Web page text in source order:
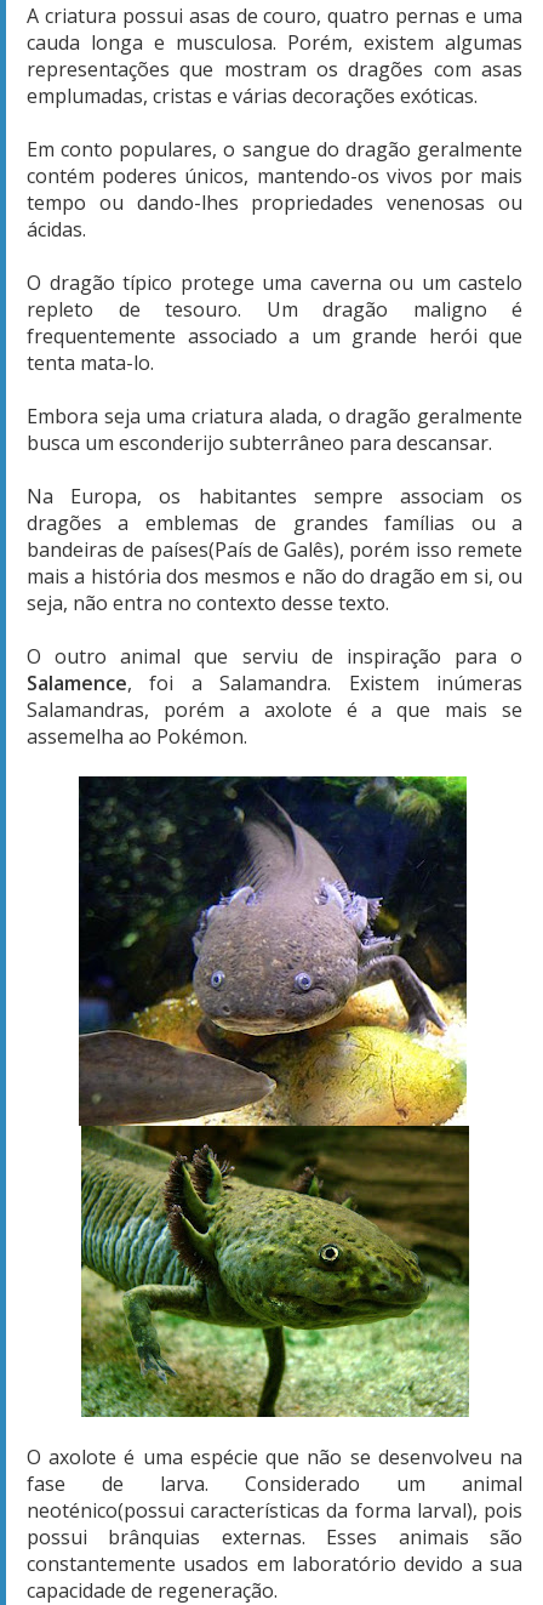
A criatura possui asas de couro, quatro pernas e uma
cauda longa e musculosa. Porém, existem algumas
representações que mostram os dragões com asas
emplumadas, cristas e várias decorações exóticas.
Em conto populares, o sangue do dragão geralmente
contém poderes únicos, mantendo-os vivos por mais
tempo ou dando-lhes propriedades venenosas ou
ácidas.
O dragão típico protege uma caverna ou um castelo
repleto de tesouro. Um dragão maligno é
frequentemente associado a um grande herói que
tenta mata-lo.
Embora seja uma criatura alada, o dragão geralmente
busca um esconderijo subterrâneo para descansar.
Na Europa, os habitantes sempre associam os
dragões a emblemas de grandes famílias ou a
bandeiras de países(País de Galês), porém isso remete
mais a história dos mesmos e não do dragão em si, ou
seja, não entra no contexto desse texto.
O outro animal que serviu de inspiração para o
Salamence, foi a Salamandra. Existem inúmeras
Salamandras, porém a axolote é a que mais se
assemelha ao Pokémon.
O axolote é uma espécie que não se desenvolveu na
fase de larva. Considerado um animal
neoténico(possui características da forma larval), pois
possui brânquias externas. Esses animais são
constantemente usados em laboratório devido a sua
capacidade de regeneração.